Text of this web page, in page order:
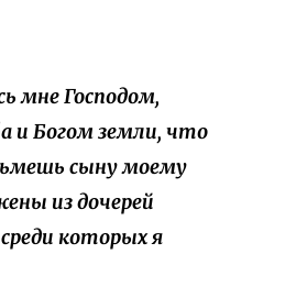
мне Господом,
и Богом земли, что
сыну моему
из дочерей
которых я